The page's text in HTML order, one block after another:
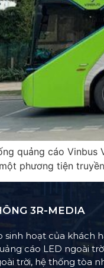
quảng cáo
phương tiện
3R-MEDIA
sinh hoạt của khách
cáo LED ngoài
trời, hệ thống tòa